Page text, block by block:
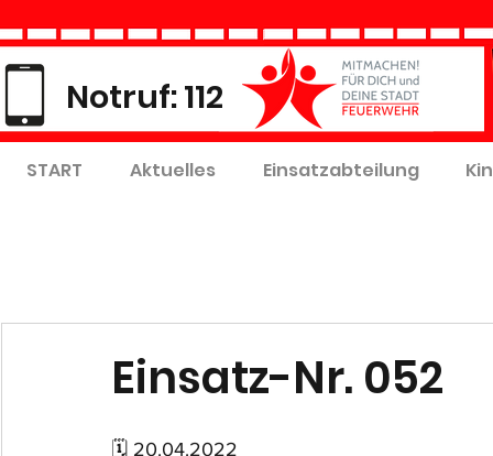
Notruf: 112
START Aktuelles Einsatzabteilung
Einsatz-Nr. 052
🗓 20.04.2022